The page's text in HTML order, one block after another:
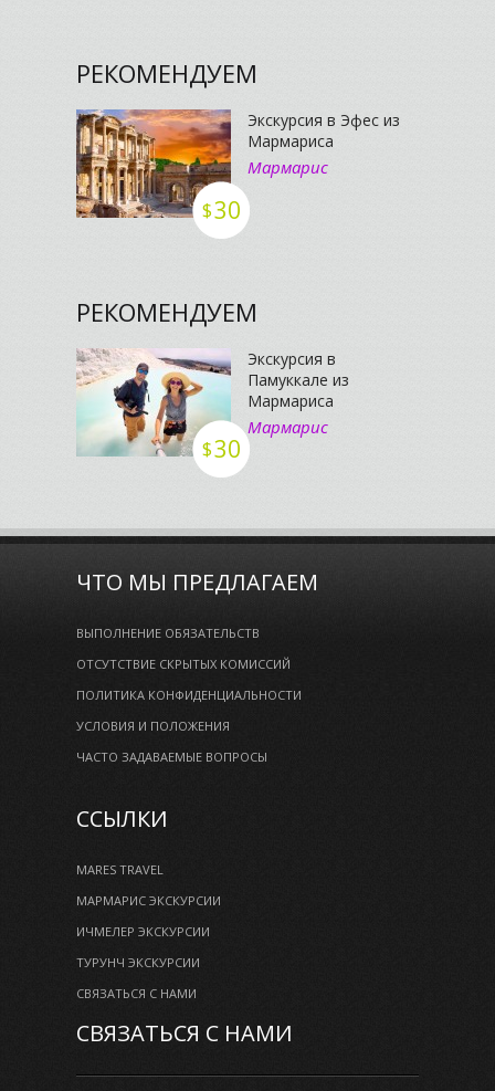
РЕКОМЕНДУЕМ
$30
Экскурсия в Эфес из
Мармариса
Мармарис
РЕКОМЕНДУЕМ
$30
Экскурсия в
Памуккале из
Мармариса
Мармарис
ЧТО МЫ ПРЕДЛАГАЕМ
ВЫПОЛНЕНИЕ ОБЯЗАТЕЛЬСТВ
ОТСУТСТВИЕ СКРЫТЫХ КОМИССИЙ
ПОЛИТИКА КОНФИДЕНЦИАЛЬНОСТИ
УСЛОВИЯ И ПОЛОЖЕНИЯ
ЧАСТО ЗАДАВАЕМЫЕ ВОПРОСЫ
ССЫЛКИ
MARES TRAVEL
МАРМАРИС ЭКСКУРСИИ
ИЧМЕЛЕР ЭКСКУРСИИ
ТУРУНЧ ЭКСКУРСИИ
СВЯЗАТЬСЯ С НАМИ
СВЯЗАТЬСЯ С НАМИ